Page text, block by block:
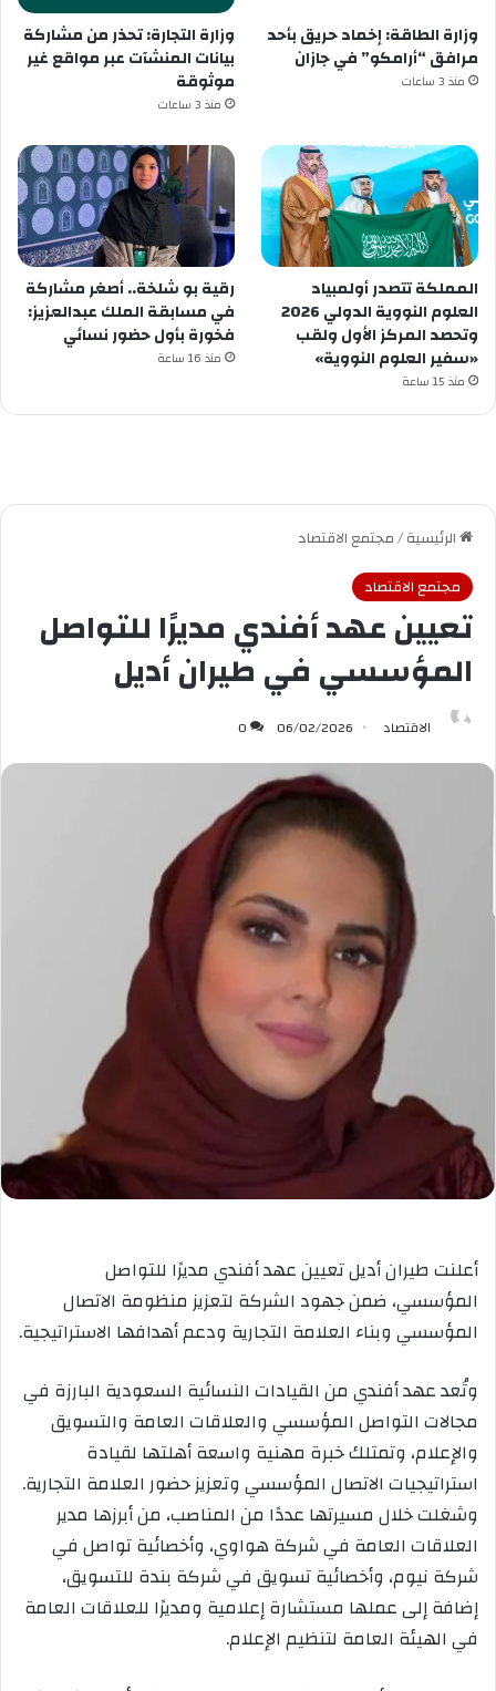
وزارة الطاقة: إخماد حريق بأحد
مرافق “أرامكو” في جازان
منذ 3 ساعات
وزارة التجارة: تحذر من مشاركة
بيانات المنشآت عبر مواقع غير
موثوقة
منذ 3 ساعات
المملكة تتصدر أولمبياد
العلوم النووية الدولي 2026
وتحصد المركز الأول ولقب
«سفير العلوم النووية»
منذ 15 ساعة
رقية بو شلخة.. أصغر مشاركة
في مسابقة الملك عبدالعزيز:
فخورة بأول حضور نسائي
منذ 16 ساعة